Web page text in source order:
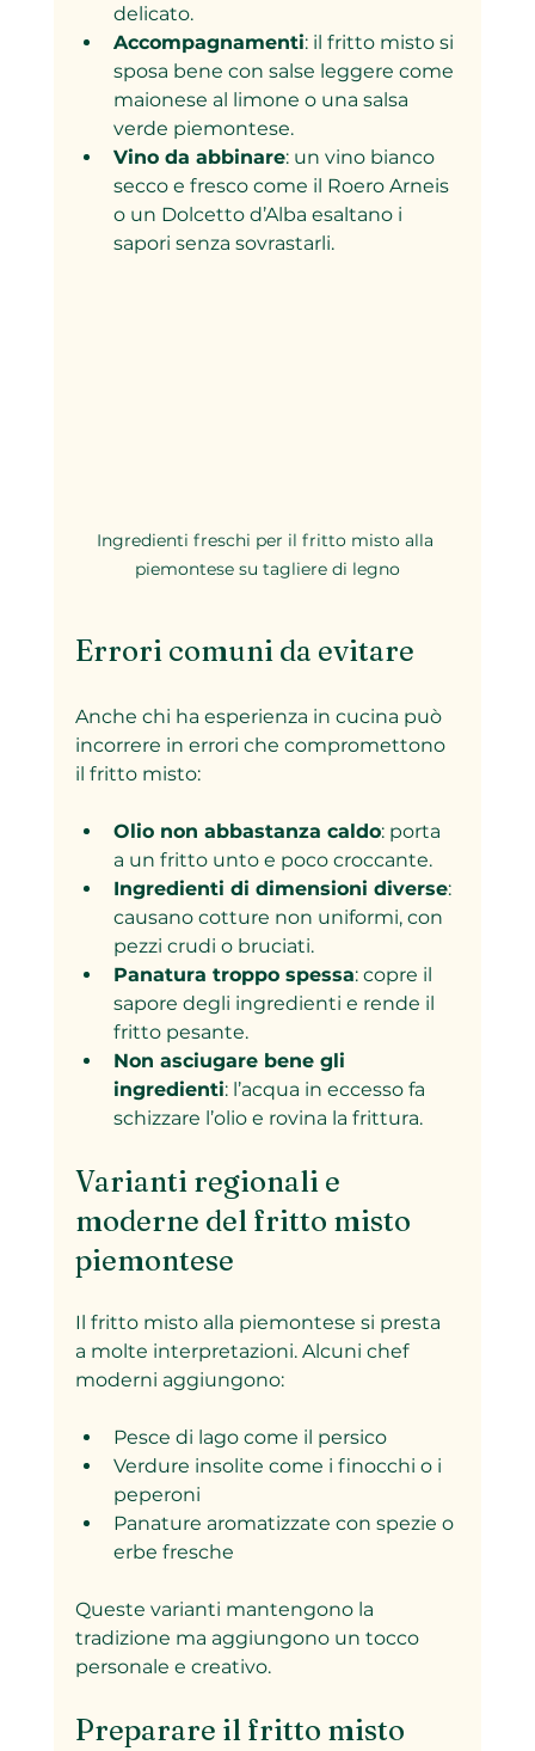
delicato.
Accompagnamenti: il fritto misto si
sposa bene con salse leggere come
maionese al limone o una salsa
verde piemontese.
Vino da abbinare: un vino bianco
secco e fresco come il Roero Arneis
o un Dolcetto d’Alba esaltano i
sapori senza sovrastarli.
Ingredienti freschi per il fritto misto alla
piemontese su tagliere di legno
Errori comuni da evitare
Anche chi ha esperienza in cucina può
incorrere in errori che compromettono
il fritto misto:
Olio non abbastanza caldo: porta
a un fritto unto e poco croccante.
Ingredienti di dimensioni diverse:
causano cotture non uniformi, con
pezzi crudi o bruciati.
Panatura troppo spessa: copre il
sapore degli ingredienti e rende il
fritto pesante.
Non asciugare bene gli
ingredienti: l’acqua in eccesso fa
schizzare l’olio e rovina la frittura.
Varianti regionali e
moderne del fritto misto
piemontese
Il fritto misto alla piemontese si presta
a molte interpretazioni. Alcuni chef
moderni aggiungono:
Pesce di lago come il persico
Verdure insolite come i finocchi o i
peperoni
Panature aromatizzate con spezie o
erbe fresche
Queste varianti mantengono la
tradizione ma aggiungono un tocco
personale e creativo.
Preparare il fritto misto